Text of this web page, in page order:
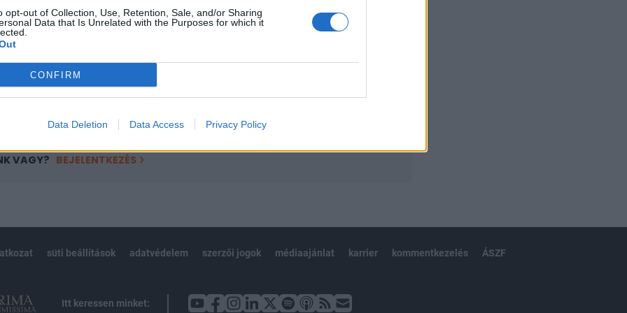
opt-out of Collection, Use, Retention, Sale, and/or Sharing
Data that Is Unrelated with the Purposes for which it
CONFIRM
Data Deletion Data Access Privacy Policy
tartalmazza:
cikkarchívum
VAGY? BEJELENTKEZÉS
süti beállítások adatvédelem szerzői jogok médiaajánlat karrier kommentkezelés ÁSZF
Itt keressen minket: